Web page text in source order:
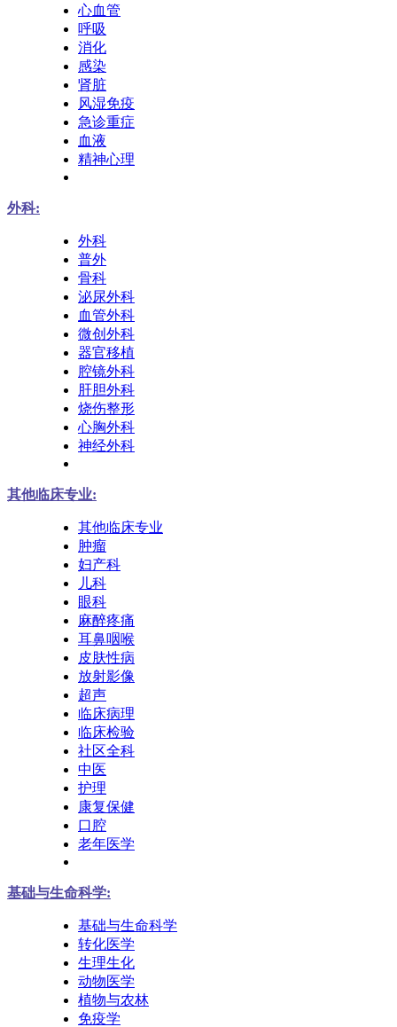
心血管
呼吸
消化
感染
肾脏
风湿免疫
急诊重症
血液
精神心理
外科:
外科
普外
骨科
泌尿外科
血管外科
微创外科
器官移植
腔镜外科
肝胆外科
烧伤整形
心胸外科
神经外科
其他临床专业:
其他临床专业
肿瘤
妇产科
儿科
眼科
麻醉疼痛
耳鼻咽喉
皮肤性病
放射影像
超声
临床病理
临床检验
社区全科
中医
护理
康复保健
口腔
老年医学
基础与生命科学:
基础与生命科学
转化医学
生理生化
动物医学
植物与农林
免疫学